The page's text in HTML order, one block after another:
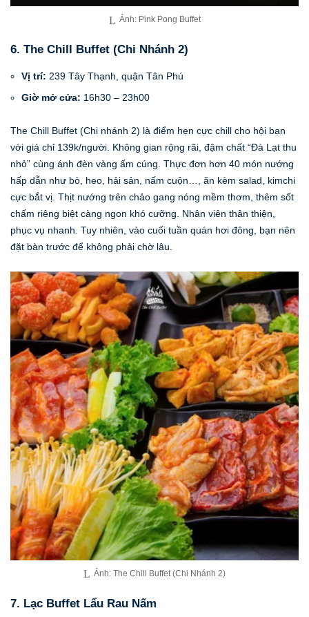
Ảnh: Pink Pong Buffet
6. The Chill Buffet (Chi Nhánh 2)
Vị trí: 239 Tây Thạnh, quận Tân Phú
Giờ mở cửa: 16h30 – 23h00
The Chill Buffet (Chi nhánh 2) là điểm hẹn cực chill cho hội bạn
với giá chỉ 139k/người. Không gian rộng rãi, đậm chất “Đà Lạt thu
nhỏ” cùng ánh đèn vàng ấm cúng. Thực đơn hơn 40 món nướng
hấp dẫn như bò, heo, hải sản, nấm cuộn…, ăn kèm salad, kimchi
cực bắt vị. Thịt nướng trên chảo gang nóng mềm thơm, thêm sốt
chấm riêng biệt càng ngon khó cưỡng. Nhân viên thân thiện,
phục vụ nhanh. Tuy nhiên, vào cuối tuần quán hơi đông, bạn nên
đặt bàn trước để không phải chờ lâu.
Ảnh: The Chill Buffet (Chi Nhánh 2)
7. Lạc Buffet Lẩu Rau Nấm